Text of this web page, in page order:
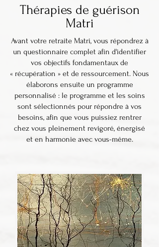
Thérapies de guérison
Matri
Avant votre retraite Matri, vous répondrez à
un questionnaire complet afin d'identifier
vos objectifs fondamentaux de
« récupération » et de ressourcement. Nous
élaborons ensuite un programme
personnalisé : le programme et les soins
sont sélectionnés pour répondre à vos
besoins, afin que vous puissiez rentrer
chez vous pleinement revigoré, énergisé
et en harmonie avec vous-même.